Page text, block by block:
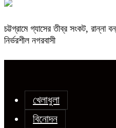
চট্টগ্রামে গ্যাসের তীব্র সংকট, রান্না
নির্ভরশীল নগরবাসী
খেলাধুলা
বিনোদন